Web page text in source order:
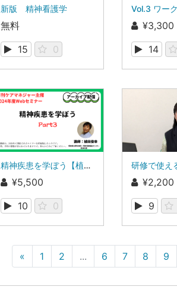
新版 精神看護学
無料
15
0
¥3,300
14
精神疾患を学ぼう【植田俊幸氏】Part３
¥5,500
10
0
¥2,200
9
« 1 2 ... 6 7 8 9